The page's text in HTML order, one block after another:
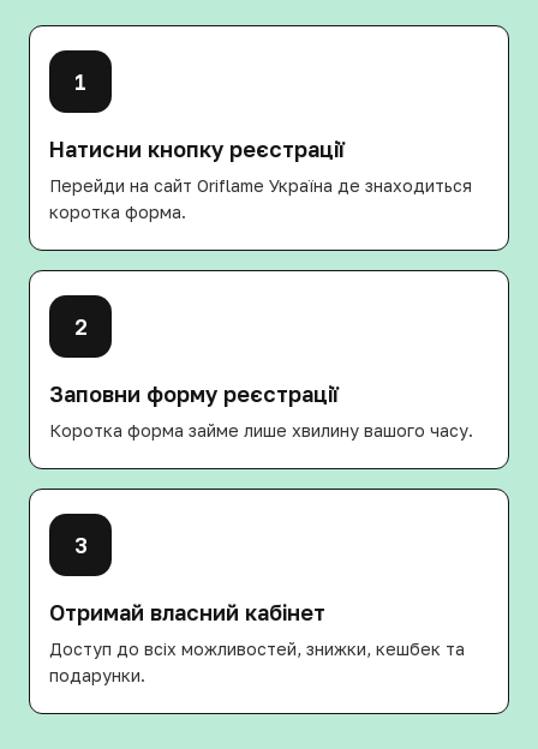
1
Натисни кнопку реєстрації
Перейди на сайт Oriflame Україна де знаходиться
коротка форма.
2
Заповни форму реєстрації
Коротка форма займе лише хвилину вашого часу.
3
Отримай власний кабінет
Доступ до всіх можливостей, знижки, кешбек та
подарунки.